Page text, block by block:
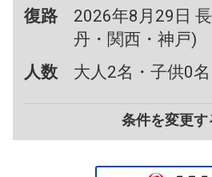
復路
2026年8月29日
丹・関西・神戸)
人数
大人2名・子供0名
条件を変更